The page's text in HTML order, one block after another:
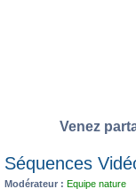
Venez
Séquences
Modérateur : Equipe nature